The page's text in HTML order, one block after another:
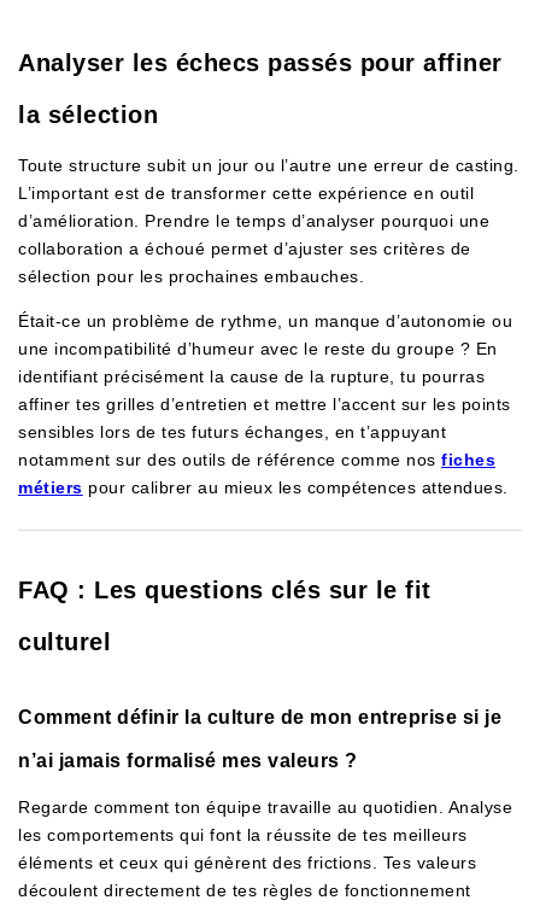
Analyser les échecs passés pour affiner
la sélection
Toute structure subit un jour ou l’autre une erreur de casting.
L’important est de transformer cette expérience en outil
d’amélioration. Prendre le temps d’analyser pourquoi une
collaboration a échoué permet d’ajuster ses critères de
sélection pour les prochaines embauches.
Était-ce un problème de rythme, un manque d’autonomie ou
une incompatibilité d’humeur avec le reste du groupe ? En
identifiant précisément la cause de la rupture, tu pourras
affiner tes grilles d’entretien et mettre l’accent sur les points
sensibles lors de tes futurs échanges, en t’appuyant
notamment sur des outils de référence comme nos fiches
métiers pour calibrer au mieux les compétences attendues.
FAQ : Les questions clés sur le fit
culturel
Comment définir la culture de mon entreprise si je
n’ai jamais formalisé mes valeurs ?
Regarde comment ton équipe travaille au quotidien. Analyse
les comportements qui font la réussite de tes meilleurs
éléments et ceux qui génèrent des frictions. Tes valeurs
découlent directement de tes règles de fonctionnement